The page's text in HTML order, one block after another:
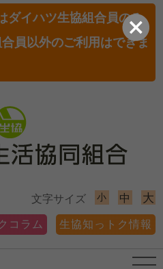
ダイハツ生協組合員のみ
員以外のご利用はできま
文字サイズ 小 中 大
コラム 生協知っトク情報